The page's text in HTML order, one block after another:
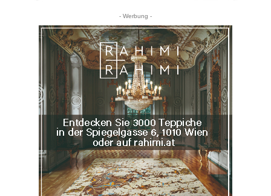
- Werbung -